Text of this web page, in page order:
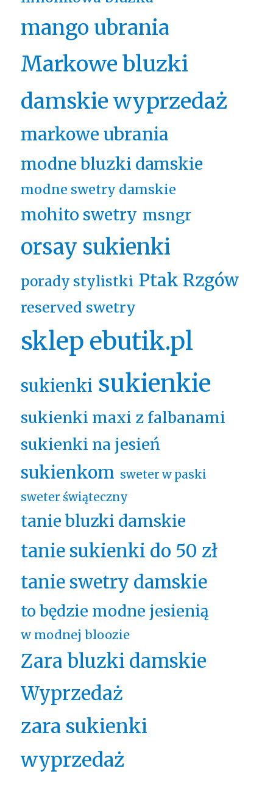
mango ubrania
Markowe bluzki
damskie wyprzedaż
markowe ubrania
modne bluzki damskie
modne swetry damskie
mohito swetry msngr
orsay sukienki
porady stylistki Ptak Rzgów
reserved swetry
sklep ebutik.pl
sukienki sukienkie
sukienki maxi z falbanami
sukienki na jesień
sukienkom sweter w paski
sweter świąteczny
tanie bluzki damskie
tanie sukienki do 50 zł
tanie swetry damskie
to będzie modne jesienią
w modnej bloozie
Zara bluzki damskie
Wyprzedaż
zara sukienki
wyprzedaż